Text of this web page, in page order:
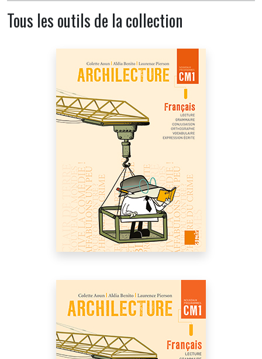
Tous les outils de la collection